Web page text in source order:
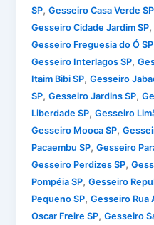
SP,Gesseiro Casa Verde SP
Gesseiro Cidade Jardim SP
Gesseiro Freguesia do Ó SP
Gesseiro Interlagos SP,
Itaim Bibi SP,Gesseiro
SP,Gesseiro Jardins SP,
Liberdade SP,Gesseiro
Gesseiro Mooca SP,
Pacaembu SP,Gesseiro
Gesseiro Perdizes SP,
Pompéia SP,Gesseiro
Pequeno SP,Gesseiro Rua
Oscar Freire SP,Gesseiro